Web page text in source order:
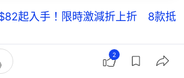
起入手！限時激減折上折 8款抵
消委會高分運動內衣推薦！Sports
2